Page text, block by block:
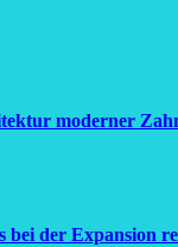
moderner
der Expansion